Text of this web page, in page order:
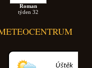
Roman
týden 32